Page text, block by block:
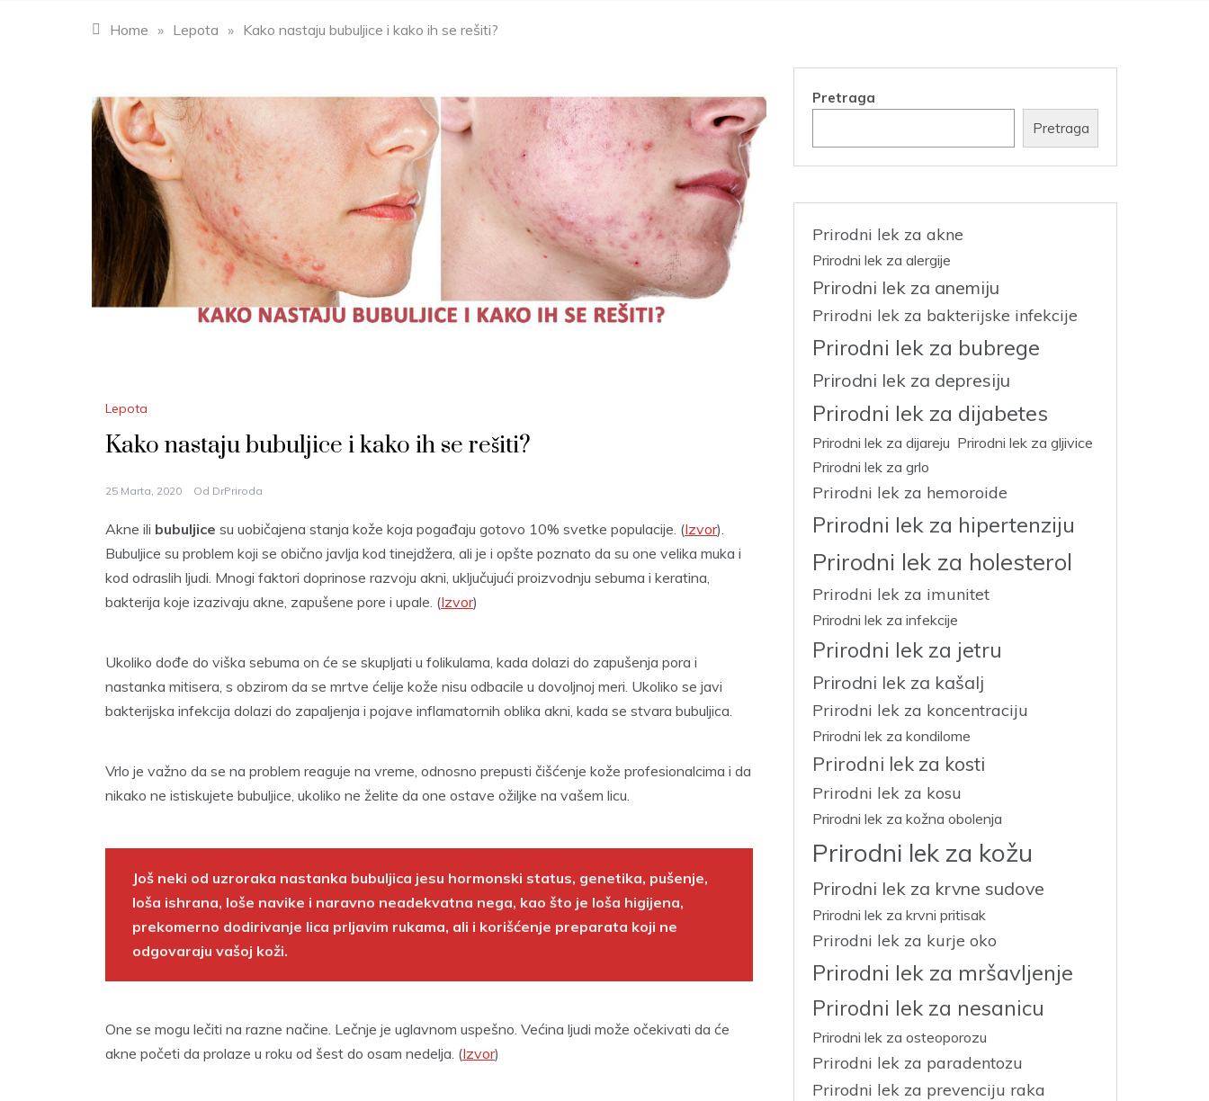
Home » Lepota » Kako nastaju bubuljice i kako ih se rešiti?
Lepota
Kako nastaju bubuljice i kako ih se rešiti?
25 Marta, 2020 Od DrPriroda
Akne ili bubuljice su uobičajena stanja kože koja pogađaju gotovo 10% svetke populacije. (Izvor).
Bubuljice su problem koji se obično javlja kod tinejdžera, ali je i opšte poznato da su one velika muka i
kod odraslih ljudi. Mnogi faktori doprinose razvoju akni, uključujući proizvodnju sebuma i keratina,
bakterija koje izazivaju akne, zapušene pore i upale. (Izvor)
Ukoliko dođe do viška sebuma on će se skupljati u folikulama, kada dolazi do zapušenja pora i
nastanka mitisera, s obzirom da se mrtve ćelije kože nisu odbacile u dovoljnoj meri. Ukoliko se javi
bakterijska infekcija dolazi do zapaljenja i pojave inflamatornih oblika akni, kada se stvara bubuljica.
Vrlo je važno da se na problem reaguje na vreme, odnosno prepusti čišćenje kože profesionalcima i da
nikako ne istiskujete bubuljice, ukoliko ne želite da one ostave ožiljke na vašem licu.
Još neki od uzroraka nastanka bubuljica jesu hormonski status, genetika, pušenje,
loša ishrana, loše navike i naravno neadekvatna nega, kao što je loša higijena,
prekomerno dodirivanje lica prljavim rukama, ali i korišćenje preparata koji ne
odgovaraju vašoj koži.
One se mogu lečiti na razne načine. Lečnje je uglavnom uspešno. Većina ljudi može očekivati da će
akne početi da prolaze u roku od šest do osam nedelja. (Izvor)
Pretraga
Pretraga
Prirodni lek za akne
Prirodni lek za alergije
Prirodni lek za anemiju
Prirodni lek za bakterijske infekcije
Prirodni lek za bubrege
Prirodni lek za depresiju
Prirodni lek za dijabetes
Prirodni lek za dijareju Prirodni lek za gljivice
Prirodni lek za grlo
Prirodni lek za hemoroide
Prirodni lek za hipertenziju
Prirodni lek za holesterol
Prirodni lek za imunitet
Prirodni lek za infekcije
Prirodni lek za jetru
Prirodni lek za kašalj
Prirodni lek za koncentraciju
Prirodni lek za kondilome
Prirodni lek za kosti
Prirodni lek za kosu
Prirodni lek za kožna obolenja
Prirodni lek za kožu
Prirodni lek za krvne sudove
Prirodni lek za krvni pritisak
Prirodni lek za kurje oko
Prirodni lek za mršavljenje
Prirodni lek za nesanicu
Prirodni lek za osteoporozu
Prirodni lek za paradentozu
Prirodni lek za prevenciju raka